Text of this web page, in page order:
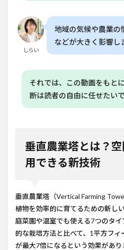
8.3
Q. 垂
直農
業塔
入に
電源
が必
耕栽
エア
違い
は？
8.5
Q. 日
本で
しらい
地域の気候や農業の
などが大きく影響し
それでは、この動画をもと
断は読者の自由に任せたいで
垂直農業塔とは？
用できる新技術
垂直農業塔（Vertical Farming
植物を効率的に育てるための新し
庭菜園や温室でも使える7つのタ
的な栽培方法と比べて、1平方フ
が最大7倍になるという効果があ